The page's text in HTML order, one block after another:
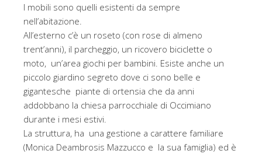
I mobili sono quelli esistenti da sempre
nell’abitazione.
All’esterno c’è un roseto (con rose di almeno
trent’anni), il parcheggio, un ricovero biciclette o
moto, un’area giochi per bambini. Esiste anche un
piccolo giardino segreto dove ci sono belle e
gigantesche piante di ortensia che da anni
addobbano la chiesa parrocchiale di Occimiano
durante i mesi estivi.
La struttura, ha una gestione a carattere familiare
(Monica Deambrosis Mazzucco e la sua famiglia) ed è